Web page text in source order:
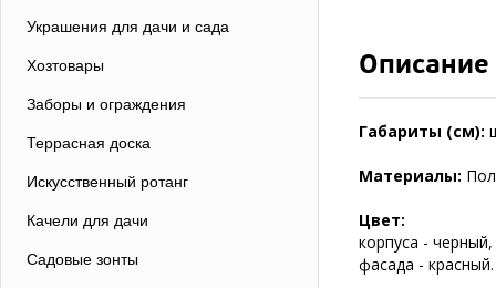
Украшения для дачи и сада
Хозтовары
Заборы и ограждения
Террасная доска
Искусственный ротанг
Качели для дачи
Садовые зонты
Описание
Габариты (см):
Материалы:
Цвет:
корпуса - черный,
фасада - красный.